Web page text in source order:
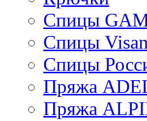
Спицы
Спицы
Спицы
Пряжа
Пряжа